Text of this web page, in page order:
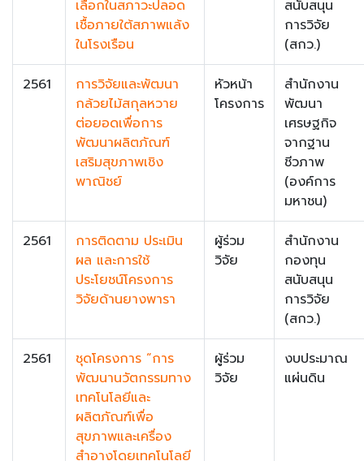
เลือกในสภาวะปลอด
เชื้อภายใต้สภาพแล้ง
ในโรงเรือน
สนับสนุน
การวิจัย
(สกว.)
2561
การวิจัยและพัฒนา
กล้วยไม้สกุลหวาย
ต่อยอดเพื่อการ
พัฒนาผลิตภัณฑ์
เสริมสุขภาพเชิง
พาณิชย์
หัวหน้า
โครงการ
สำนักงาน
พัฒนา
เศรษฐกิจ
จากฐาน
ชีวภาพ
(องค์การ
มหาชน)
2561
การติดตาม ประเมิน
ผล และการใช้
ประโยชน์โครงการ
วิจัยด้านยางพารา
ผู้ร่วม
วิจัย
สำนักงาน
กองทุน
สนับสนุน
การวิจัย
(สกว.)
2561
ชุดโครงการ “การ
พัฒนานวัตกรรมทาง
เทคโนโลยีและ
ผลิตภัณฑ์เพื่อ
สุขภาพและเครื่อง
สำอางโดยเทคโนโลยี
ผู้ร่วม
วิจัย
งบประมาณ
แผ่นดิน